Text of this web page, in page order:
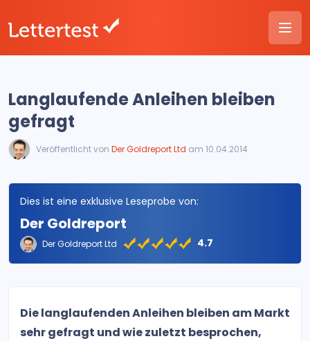
Langlaufende Anleihen bleiben
gefragt
Veröffentlicht von Der Goldreport Ltd am 10.04.2014
Dies ist eine exklusive Leseprobe von:
Der Goldreport
Der Goldreport Ltd 4.7
Die langlaufenden Anleihen bleiben am Markt
sehr gefragt und wie zuletzt besprochen,